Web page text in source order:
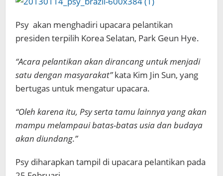
Psy akan menghadiri upacara pelantikan
presiden terpilih Korea Selatan, Park Geun Hye.
“Acara pelantikan akan dirancang untuk menjadi
satu dengan masyarakat”kata Kim Jin Sun, yang
bertugas untuk mengatur upacara.
“Oleh karena itu, Psy serta tamu lainnya yang akan
mampu melampaui batas-batas usia dan budaya
akan diundang.”
Psy diharapkan tampil di upacara pelantikan pada